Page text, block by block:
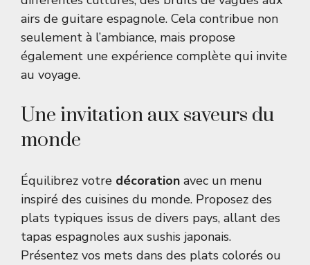
airs de guitare espagnole. Cela contribue non
seulement à l’ambiance, mais propose
également une expérience complète qui invite
au voyage.
Une invitation aux saveurs du
monde
Équilibrez votre décoration avec un menu
inspiré des cuisines du monde. Proposez des
plats typiques issus de divers pays, allant des
tapas espagnoles aux sushis japonais.
Présentez vos mets dans des plats colorés ou